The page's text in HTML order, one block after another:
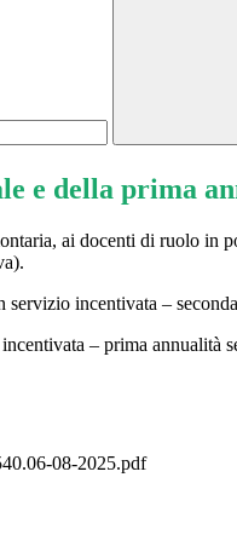
e della prima
ai docenti di ruolo in
servizio incentivata –
– prima annualità
08-2025.pdf